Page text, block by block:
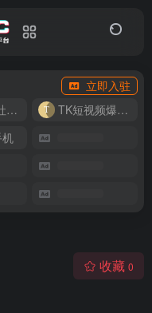
立即入驻
智媒全球-社媒管理平台
TK短视频爆款复刻
收藏 0